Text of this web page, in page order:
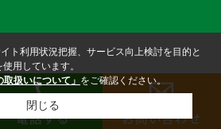
電話する お問い合わせ
ト利用状況把握、サービス向上検討を目的と
用しています。
取扱いについて」 をご確認ください。
閉じる